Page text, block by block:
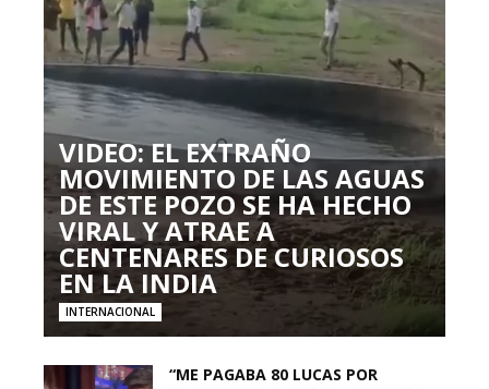
VIDEO: EL EXTRAÑO
MOVIMIENTO DE LAS AGUAS
DE ESTE POZO SE HA HECHO
VIRAL Y ATRAE A
CENTENARES DE CURIOSOS
EN LA INDIA
INTERNACIONAL
“ME PAGABA 80 LUCAS POR